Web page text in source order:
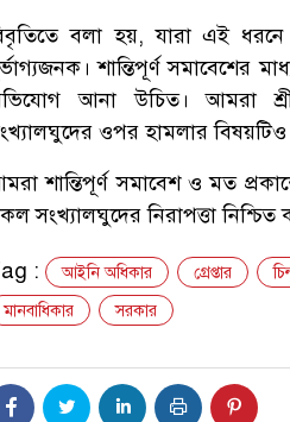
বলা হয়, যারা এই
শান্তিপূর্ণ সমাবেশের
আনা উচিত। আমরা শ্রী
ওপর হামলার বিষয়টিও
শান্তিপূর্ণ সমাবেশ ও মত
সংখ্যালঘুদের নিরাপত্তা
: আইনি অধিকার গ্রেপ্তার
মানবাধিকার
সরকার